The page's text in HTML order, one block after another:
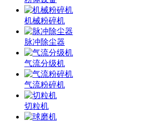
机械粉碎机
脉冲除尘器
气流分级机
气流粉碎机
切粒机